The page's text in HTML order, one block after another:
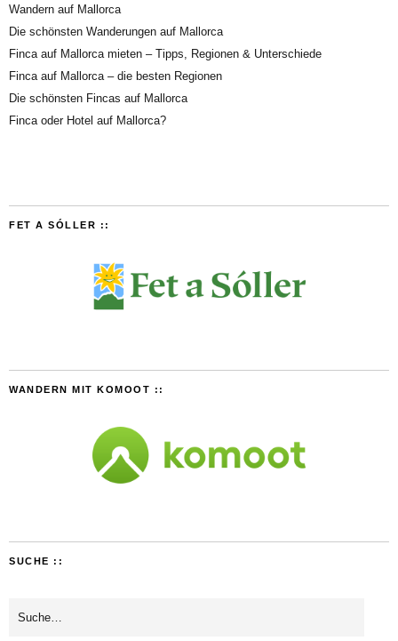
Wandern auf Mallorca
Die schönsten Wanderungen auf Mallorca
Finca auf Mallorca mieten – Tipps, Regionen & Unterschiede
Finca auf Mallorca – die besten Regionen
Die schönsten Fincas auf Mallorca
Finca oder Hotel auf Mallorca?
FET A SÓLLER ::
WANDERN MIT KOMOOT ::
SUCHE ::